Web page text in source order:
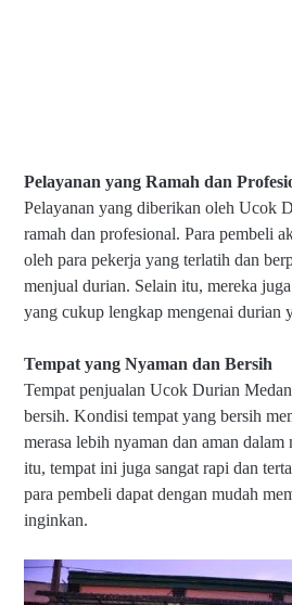
Pelayanan yang Ramah dan
Pelayanan yang diberikan oleh Ucok
ramah dan profesional. Para pembeli
oleh para pekerja yang terlatih dan
menjual durian. Selain itu, mereka
yang cukup lengkap mengenai durian
Tempat yang Nyaman dan Bersih
Tempat penjualan Ucok Durian
bersih. Kondisi tempat yang bersih
merasa lebih nyaman dan aman
itu, tempat ini juga sangat rapi dan
para pembeli dapat dengan mudah
inginkan.